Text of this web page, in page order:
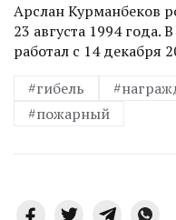
Арслан Курманбеков
23 августа 1994 года.
работал с 14 декабря
#гибель
#пожарный